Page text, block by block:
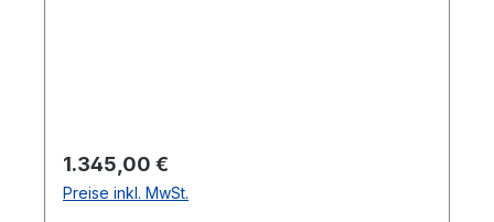
Regulärer Preis:
1.345,00 €
Preise inkl. MwSt.